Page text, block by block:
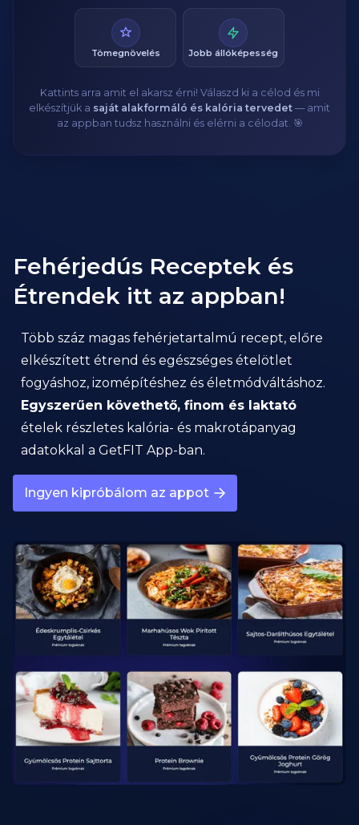
Tömegnövelés Jobb állóképesség
Kattints arra amit el akarsz érni! Válaszd ki a célod és mi
elkészítjük a saját alakformáló és kalória tervedet — amit
az appban tudsz használni és elérni a célodat. 🎯
Fehérjedús Receptek és
Étrendek itt az appban!
Több száz magas fehérjetartalmú recept, előre
elkészített étrend és egészséges ételötlet
fogyáshoz, izomépítéshez és életmódváltáshoz.
Egyszerűen követhető, finom és laktató
ételek részletes kalória- és makrotápanyag
adatokkal a GetFIT App-ban.
Ingyen kipróbálom az appot